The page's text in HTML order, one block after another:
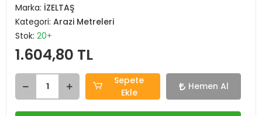
Marka: İZELTAŞ
Kategori: Arazi Metreleri
Stok: 20+
1.604,80 TL
Sepete
Ekle
Hemen Al